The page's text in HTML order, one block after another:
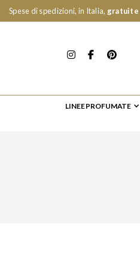
Spese di spedizioni, in Italia, gratuite
LINEE PROFUMATE